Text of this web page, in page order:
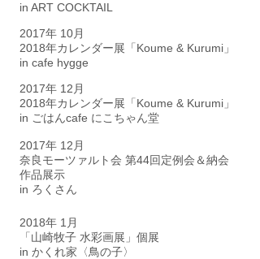
in ART COCKTAIL
2017年 10月
2018年カレンダー展「Koume & Kurumi」
in cafe hygge
2017年 12月
2018年カレンダー展「Koume & Kurumi」
in ごはんcafe にこちゃん堂
2017年 12月
奈良モーツァルト会 第44回定例会＆納会
作品展示
in ろくさん
2018年 1月
「山崎牧子 水彩画展」個展
in かくれ家〈鳥の子〉